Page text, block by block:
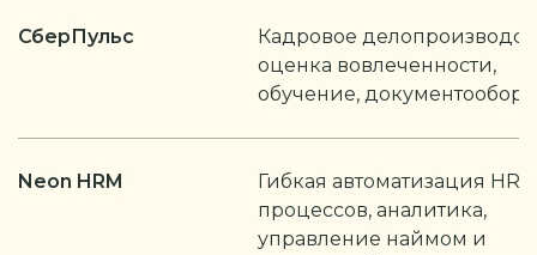
СберПульс
Кадровое
оценка вовлеченности,
обучение,
Neon HRM
Гибкая автоматизация HR-
процессов, аналитика,
управление наймом и